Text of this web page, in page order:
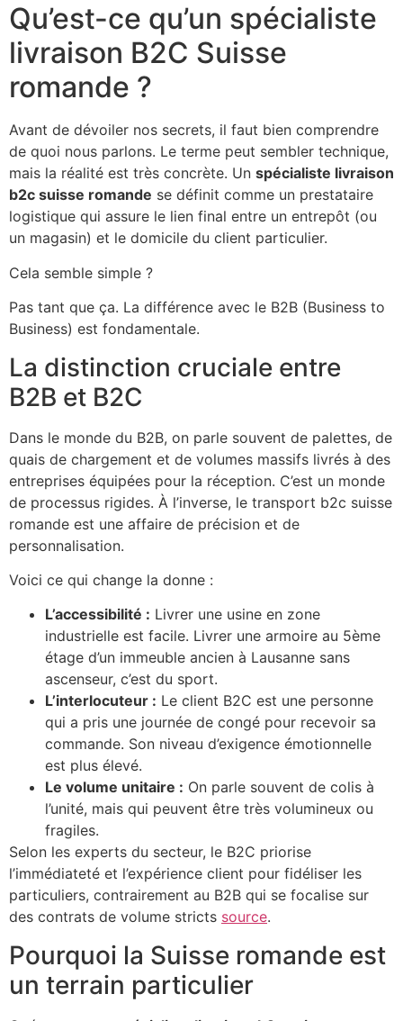
Qu’est-ce qu’un spécialiste
livraison B2C Suisse
romande ?
Avant de dévoiler nos secrets, il faut bien comprendre
de quoi nous parlons. Le terme peut sembler technique,
mais la réalité est très concrète. Un spécialiste livraison
b2c suisse romande se définit comme un prestataire
logistique qui assure le lien final entre un entrepôt (ou
un magasin) et le domicile du client particulier.
Cela semble simple ?
Pas tant que ça. La différence avec le B2B (Business to
Business) est fondamentale.
La distinction cruciale entre
B2B et B2C
Dans le monde du B2B, on parle souvent de palettes, de
quais de chargement et de volumes massifs livrés à des
entreprises équipées pour la réception. C’est un monde
de processus rigides. À l’inverse, le transport b2c suisse
romande est une affaire de précision et de
personnalisation.
Voici ce qui change la donne :
L’accessibilité : Livrer une usine en zone
industrielle est facile. Livrer une armoire au 5ème
étage d’un immeuble ancien à Lausanne sans
ascenseur, c’est du sport.
L’interlocuteur : Le client B2C est une personne
qui a pris une journée de congé pour recevoir sa
commande. Son niveau d’exigence émotionnelle
est plus élevé.
Le volume unitaire : On parle souvent de colis à
l’unité, mais qui peuvent être très volumineux ou
fragiles.
Selon les experts du secteur, le B2C priorise
l’immédiateté et l’expérience client pour fidéliser les
particuliers, contrairement au B2B qui se focalise sur
des contrats de volume stricts source.
Pourquoi la Suisse romande est
un terrain particulier